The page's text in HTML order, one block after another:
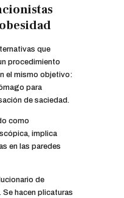
que
procedimiento
el mismo objetivo:
para
de saciedad.
como
implica
en las paredes
de
hacen plicaturas